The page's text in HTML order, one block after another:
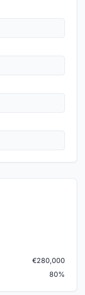
€280,000
80%